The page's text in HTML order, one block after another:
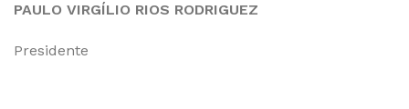
PAULO VIRGÍLIO RIOS RODRIGUEZ
Presidente